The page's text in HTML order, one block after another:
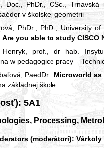
Doc., PhDr., CSc.,
v školskej geometrii
PhDr., PhD., University
Are you able to study CISCO
Henryk, prof., dr hab.
w pedagogice pracy –
PaedDr.: Microworld as
základnej škole
5A1
Processing,
(moderátori):